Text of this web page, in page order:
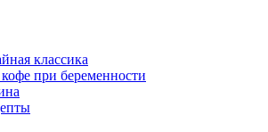
классика
при беременности